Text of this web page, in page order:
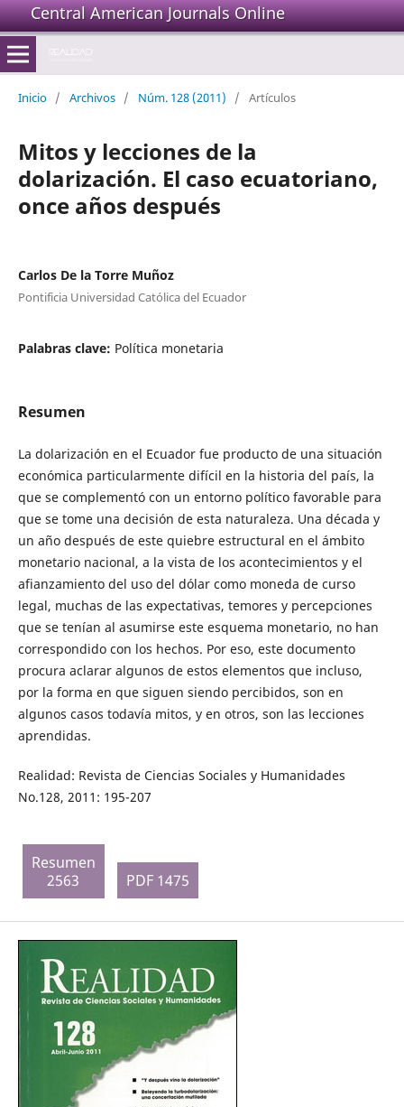
Central American Journals Online
Inicio / Archivos / Núm. 128 (2011) / Artículos
Mitos y lecciones de la
dolarización. El caso ecuatoriano,
once años después
Carlos De la Torre Muñoz
Pontificia Universidad Católica del Ecuador
Palabras clave: Política monetaria
Resumen
La dolarización en el Ecuador fue producto de una situación
económica particularmente difícil en la historia del país, la
que se complementó con un entorno político favorable para
que se tome una decisión de esta naturaleza. Una década y
un año después de este quiebre estructural en el ámbito
monetario nacional, a la vista de los acontecimientos y el
afianzamiento del uso del dólar como moneda de curso
legal, muchas de las expectativas, temores y percepciones
que se tenían al asumirse este esquema monetario, no han
correspondido con los hechos. Por eso, este documento
procura aclarar algunos de estos elementos que incluso,
por la forma en que siguen siendo percibidos, son en
algunos casos todavía mitos, y en otros, son las lecciones
aprendidas.
Realidad: Revista de Ciencias Sociales y Humanidades
No.128, 2011: 195-207
Resumen
2563
PDF 1475